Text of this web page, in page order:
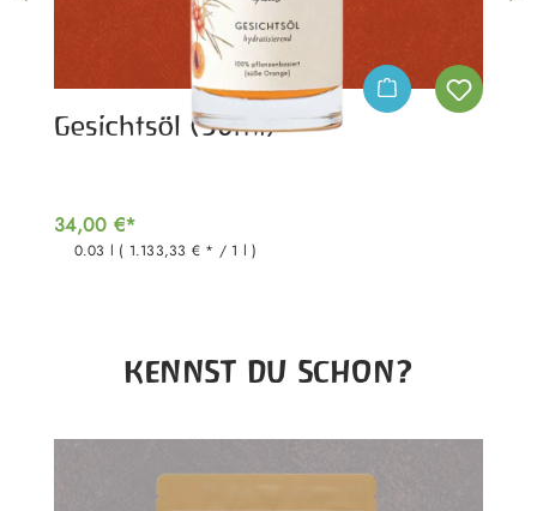
Gesichtsöl (30ml)
34,00 €*
0.03 l ( 1.133,33 € * / 1 l )
KENNST DU SCHON?